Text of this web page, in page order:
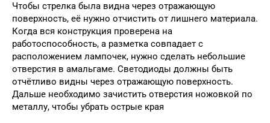
Чтобы стрелка была видна через отражающую
поверхность, её нужно отчистить от лишнего материала.
Когда вся конструкция проверена на
работоспособность, а разметка совпадает с
расположением лампочек, нужно сделать небольшие
отверстия в амальгаме. Светодиоды должны быть
отчётливо видны через отражающую поверхность.
Дальше необходимо зачистить отверстия ножовкой по
металлу, чтобы убрать острые края